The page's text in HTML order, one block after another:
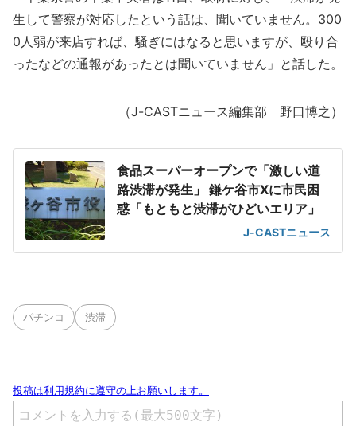
生して警察が対応したという話は、聞いていません。300
0人弱が来店すれば、騒ぎにはなると思いますが、殴り合
ったなどの通報があったとは聞いていません」と話した。
（J-CASTニュース編集部 野口博之）
食品スーパーオープンで「激しい道
路渋滞が発生」 鎌ケ谷市Xに市民困
惑「もともと渋滞がひどいエリア」
J-CASTニュース
パチンコ 渋滞